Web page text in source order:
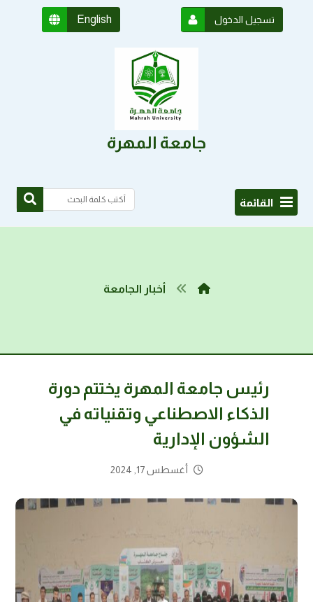
English تسجيل الدخول
جامعة المهرة
القائمة
أخبار الجامعة
رئيس جامعة المهرة يختتم دورة
الذكاء الاصطناعي وتقنياته في
الشؤون الإدارية
أغسطس 17, 2024